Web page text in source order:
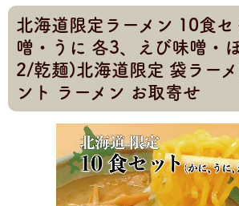
北海道限定ラーメン 10食
噌・うに 各3、えび味噌・
2/乾麺)北海道限定 袋ラー
ント ラーメン お取寄せ